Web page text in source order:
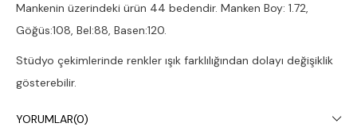
Mankenin üzerindeki ürün 44 bedendir. Manken Boy: 1.72,
Göğüs:108, Bel:88, Basen:120.
Stüdyo çekimlerinde renkler ışık farklılığından dolayı değişiklik
gösterebilir.
Çamaşır makinesinde 30° yıkanması tavsiye edilir.
YORUMLAR(0)